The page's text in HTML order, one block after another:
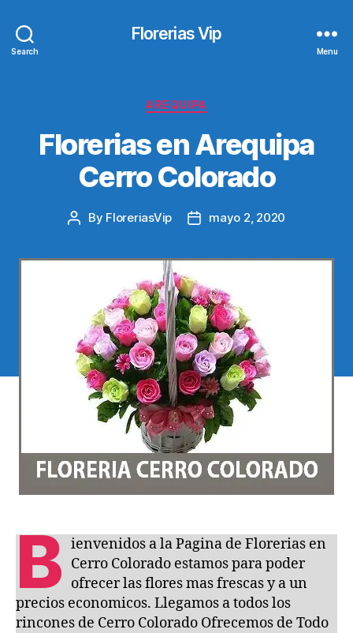
Search
Florerias Vip
Menu
Categories
AREQUIPA
Florerias en Arequipa
Cerro Colorado
Post
By FloreriasVip
Postmayo 2, 2020
B ienvenidos a la Pagina de Florerias en
Cerro Colorado estamos para poder
ofrecer las flores mas frescas y a un
precios economicos. Llegamos a todos los
rincones de Cerro Colorado Ofrecemos de Todo